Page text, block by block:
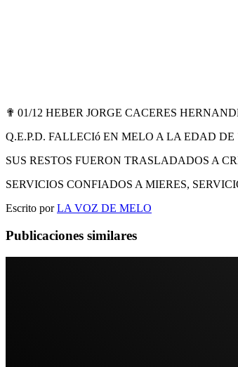
✟ 01/12 HEBER JORGE CACERES
Q.E.P.D. FALLECIó EN MELO A LA EDAD DE
SUS RESTOS FUERON TRASLADADOS A
SERVICIOS CONFIADOS A MIERES,
Escrito porLA VOZ DE MELO
Publicaciones similares